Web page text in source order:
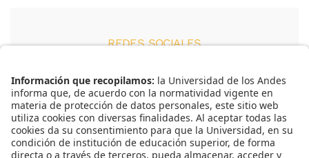
REDES SOCIALES